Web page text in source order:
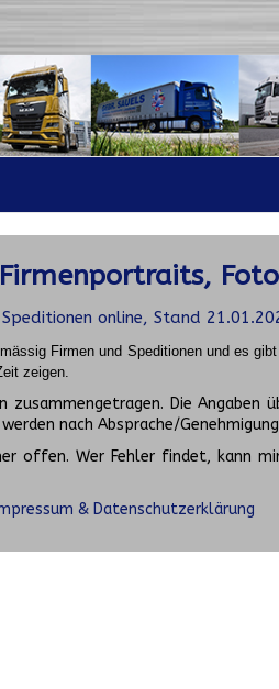
online, Stand
Firmen und Speditionen und es
zeigen.
Die
nach Absprache/
offen. Wer Fehler findet, kann
& Datenschutzerklärung